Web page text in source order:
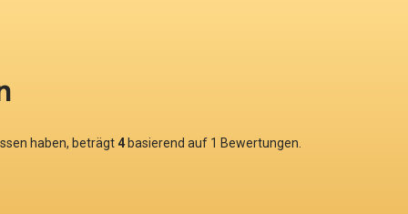
haben, beträgt4 basierend auf 1 Bewertungen.